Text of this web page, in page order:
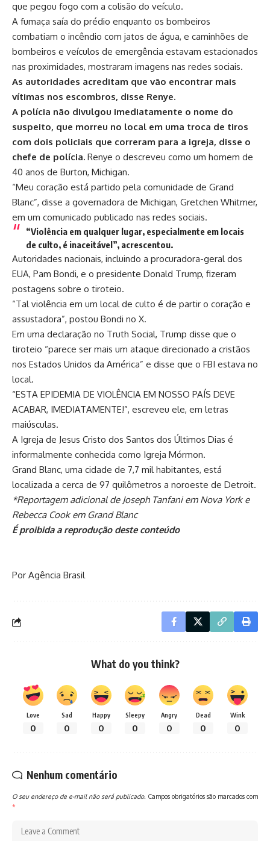
que pegou fogo com a colisão do veículo.
A fumaça saía do prédio enquanto os bombeiros
combatiam o incêndio com jatos de água, e caminhões de
bombeiros e veículos de emergência estavam estacionados
nas proximidades, mostraram imagens nas redes sociais.
As autoridades acreditam que vão encontrar mais
vítimas nos escombros, disse Renye.
A polícia não divulgou imediatamente o nome do
suspeito, que morreu no local em uma troca de tiros
com dois policiais que correram para a igreja, disse o
chefe de polícia. Renye o descreveu como um homem de
40 anos de Burton, Michigan.
“Meu coração está partido pela comunidade de Grand
Blanc”, disse a governadora de Michigan, Gretchen Whitmer,
em um comunicado publicado nas redes sociais.
“Violência em qualquer lugar, especialmente em locais
de culto, é inaceitável”, acrescentou.
Autoridades nacionais, incluindo a procuradora-geral dos
EUA, Pam Bondi, e o presidente Donald Trump, fizeram
postagens sobre o tiroteio.
“Tal violência em um local de culto é de partir o coração e
assustadora”, postou Bondi no X.
Em uma declaração no Truth Social, Trump disse que o
tiroteio “parece ser mais um ataque direcionado a cristãos
nos Estados Unidos da América” e disse que o FBI estava no
local.
“ESTA EPIDEMIA DE VIOLÊNCIA EM NOSSO PAÍS DEVE
ACABAR, IMEDIATAMENTE!”, escreveu ele, em letras
maiúsculas.
A Igreja de Jesus Cristo dos Santos dos Últimos Dias é
informalmente conhecida como Igreja Mórmon.
Grand Blanc, uma cidade de 7,7 mil habitantes, está
localizada a cerca de 97 quilômetros a noroeste de Detroit.
*Reportagem adicional de Joseph Tanfani em Nova York e
Rebecca Cook em Grand Blanc
É proibida a reprodução deste conteúdo
Por Agência Brasil
What do you think?
Love
0
Sad
0
Happy
0
Sleepy
0
Angry
0
Dead
0
Wink
0
Nenhum comentário
O seu endereço de e-mail não será publicado. Campos obrigatórios são marcados com
*